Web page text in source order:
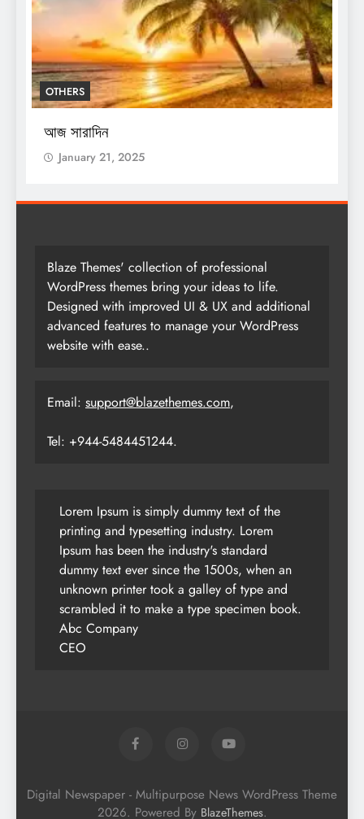
BREAKING NEWS ENTERTAINMENT
শিক্ষকদের জন্য নয়া নির্দেশিকা, কখন করতে হবে
সেন্সাসের কাজ
January 21, 2025
Blaze Themes' collection of professional
WordPress themes bring your ideas to life.
Designed with improved UI & UX and additional
advanced features to manage your WordPress
website with ease..
Email: support@blazethemes.com,
Tel: +944-5484451244.
Lorem Ipsum is simply dummy text of the
printing and typesetting industry. Lorem
Ipsum has been the industry's standard
dummy text ever since the 1500s, when an
unknown printer took a galley of type and
scrambled it to make a type specimen book.
Abc Company
CEO
Digital Newspaper - Multipurpose News WordPress Theme
2026. Powered By BlazeThemes.